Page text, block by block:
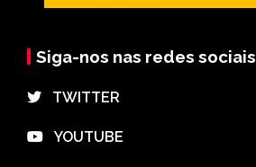
Siga-nos nas redes sociais
⠀TWITTER
⠀YOUTUBE